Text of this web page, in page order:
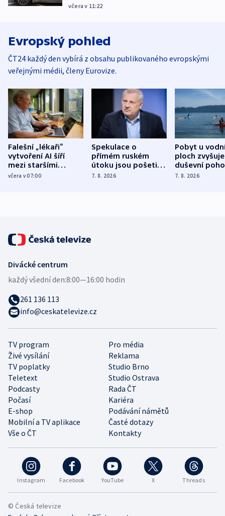
včera v 11:22
Evropský pohled
ČT24 každý den vybírá z obsahu publikovaného evropskými
veřejnými médii, členy Eurovize.
Falešní „lékaři“
vytvoření AI šíří
mezi staršími
Poláky nebezpečné
včera v 07:00
Spekulace o
přímém ruském
útoku jsou pošetilé,
míní estonský
7. 8. 2026
Pobyt u
ploch zvyšuje
duševní
ukázala
7. 8. 2026
Instagram Facebook YouTube X Threads
TV program
Pro média
Živé vysílání
Reklama
TV poplatky
Studio Brno
Teletext
Studio Ostrava
Podcasty
Rada ČT
Počasí
Kariéra
E-shop
Podávání námětů
Mobilní a TV aplikace
Časté dotazy
Vše o ČT
Kontakty
Divácké centrum
každý všední den:8:00—16:00 hodin
261 136 113
info@ceskatelevize.cz
© Česká televize